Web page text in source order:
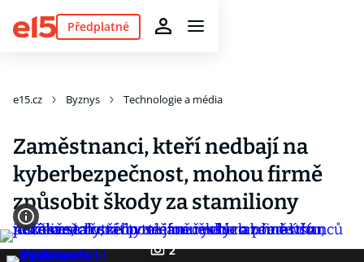
Předplatné
e15.cz Byznys Technologie a média
Zaměstnanci, kteří nedbají na
kyberbezpečnost, mohou firmě
způsobit škody za stamiliony
2